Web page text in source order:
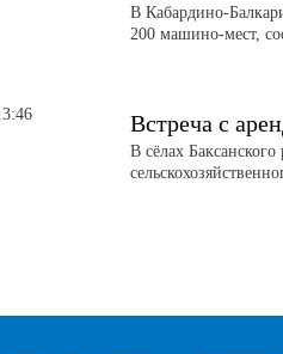
В Кабардино-
200 машино-мест,
Встреча с
В сёлах